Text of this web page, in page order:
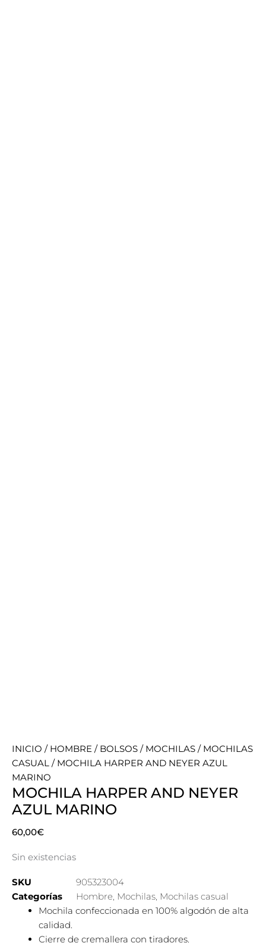
INICIO / HOMBRE / BOLSOS / MOCHILAS / MOCHILAS
CASUAL / MOCHILA HARPER AND NEYER AZUL
MARINO
MOCHILA HARPER AND NEYER
AZUL MARINO
60,00€
Sin existencias
SKU
905323004
Categorías
Hombre, Mochilas, Mochilas casual
Mochila confeccionada en 100% algodón de alta
calidad.
Cierre de cremallera con tiradores.